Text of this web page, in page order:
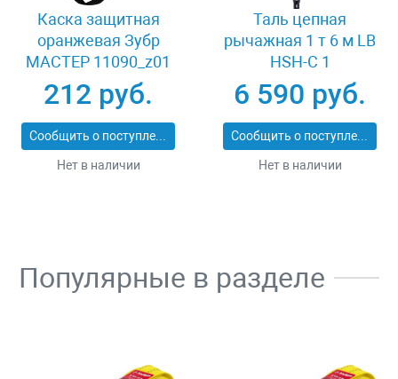
Каска защитная
оранжевая Зубр
МАСТЕР 11090_z01
212 руб.
Сообщить о поступлении
Нет в наличии
Таль цепная
рычажная 1 т 6 м LB
HSH-C 1
6 590 руб.
Сообщить о поступлении
Нет в наличии
Популярные в разделе